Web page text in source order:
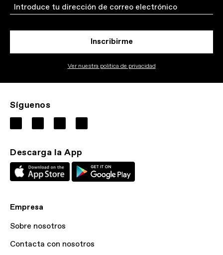
Email
Inscribirme
Ver nuestra politica de privacidad
Síguenos
Descarga la App
Empresa
Sobre nosotros
Contacta con nosotros